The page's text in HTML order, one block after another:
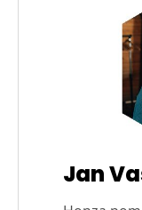
Jan